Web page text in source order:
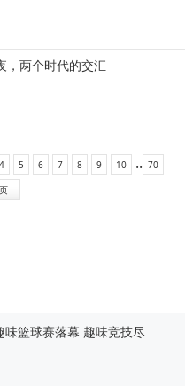
，两个时代的交汇
4 5 6 7 8 9 10 .. 70
味篮球赛落幕 趣味竞技尽